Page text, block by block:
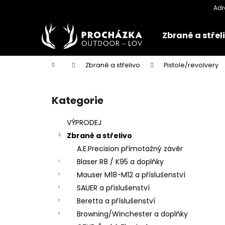
Zbraně a
Domů Zbraně a střelivo Pistole/revolvery
Přeskočit
kategorie
Kategorie
VÝPRODEJ
Zbraně a střelivo
A.E.Precision přímotažný závěr
Blaser R8 / K95 a doplňky
Mauser M18-M12 a příslušenství
SAUER a příslušenství
Beretta a příslušenství
Browning/Winchester a doplňky
k
Zpět
obchodu
Zpět
obchodu